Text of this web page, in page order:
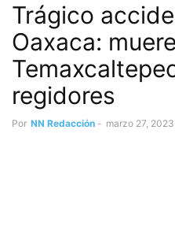
Trágico
Oaxaca:
regidores
Por NN Redacción - marzo 27, 2023